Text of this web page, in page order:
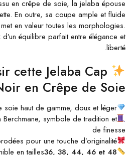
en crêpe de soie, la jelaba épouse
En outre, sa coupe ample et fluide
en valeur toutes les morphologies.
équilibre parfait entre élégance et
liberté.
cette Jelaba Cap
en Crêpe de Soie ?
soie haut de gamme, doux et léger
symbole de tradition et
de finesse
pour une touche d’originalité
en tailles
36, 38, 44, 46 et 48